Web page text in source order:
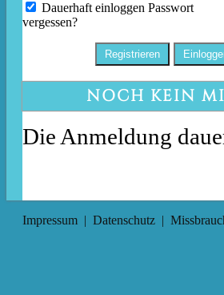
Dauerhaft einloggen Passwort
vergessen?
NOCH KEIN
Die Anmeldung
Impressum | Datenschutz |